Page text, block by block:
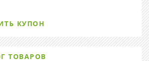
КУПОН
ТОВАРОВ